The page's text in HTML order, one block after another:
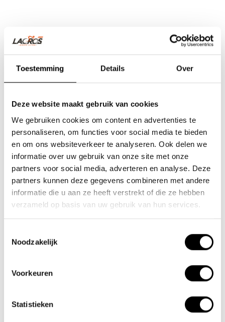
Toestemming Details Over
Deze website maakt gebruik van cookies
We gebruiken cookies om content en advertenties te
personaliseren, om functies voor social media te bieden
en om ons websiteverkeer te analyseren. Ook delen we
informatie over uw gebruik van onze site met onze
partners voor social media, adverteren en analyse. Deze
partners kunnen deze gegevens combineren met andere
informatie die u aan ze heeft verstrekt of die ze hebben
verzameld op basis van uw gebruik van hun services.
Noodzakelijk
Voorkeuren
Statistieken
Team Lacros
Nieuwe Eerdsebaan 16, 5482 VS Schijndel Nederland
KvK-nr: 62140957
Btw-nr: NL854680950B01
(+31) 73 203 2487
(+31) 73 203 2487
sales@lacros.nl